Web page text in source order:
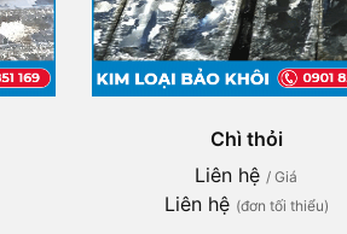
Chì thỏi
Liên hệ / Giá
Liên hệ (đơn tối thiểu)